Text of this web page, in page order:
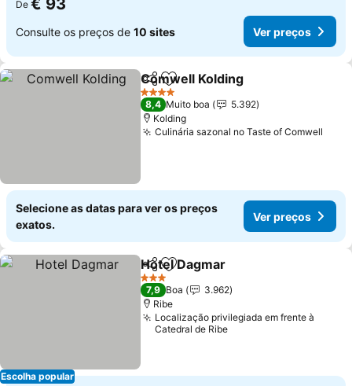
De € 93
Consulte os preços de 10 sites Ver preços
PartilharAdicionar aos favoritos
Comwell Kolding
4 Estrelas
8,4 Muito boa
5.392
Kolding
Culinária sazonal no Taste of Comwell
Selecione as datas para ver os preços
exatos.
Ver preços
Escolha popular
PartilharAdicionar aos favoritos
Hotel Dagmar
3 Estrelas
7,9 Boa
3.962
Ribe
Localização privilegiada em frente à
Catedral de Ribe